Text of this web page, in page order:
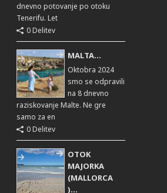
dnevno potovanje po otoku
Tenerifu. Let
0 Delitev
MALTA...
Oktobra 2024
smo se odpravili
na 8 dnevno
raziskovanje Malte. Ne gre
samo za en
0 Delitev
OTOK
MAJORKA
(MALLORCA
)...